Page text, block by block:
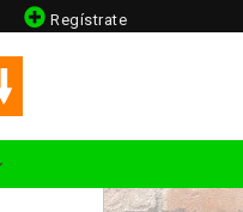
Regístrate